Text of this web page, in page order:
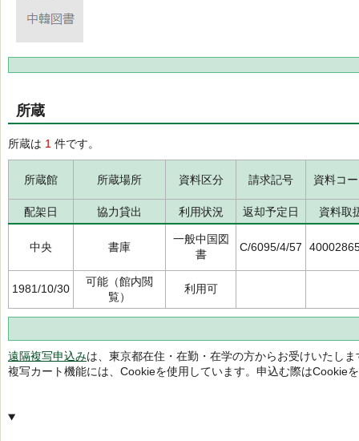
所蔵
所蔵は 1 件です。
所蔵館 所蔵場所 資料区分 請求記号 資料コ
配架日 協力貸出 利用状況 返却予定日 資料取
中央 書庫
一般中国図
書
C/6095/4/57
1981/10/30
可能（館内閲
覧）
利用可
遠隔複写申込みは、東京都在住・在勤・在学の方からお受けいたしま
複写カート機能には、Cookieを使用しています。申込む際はCookie